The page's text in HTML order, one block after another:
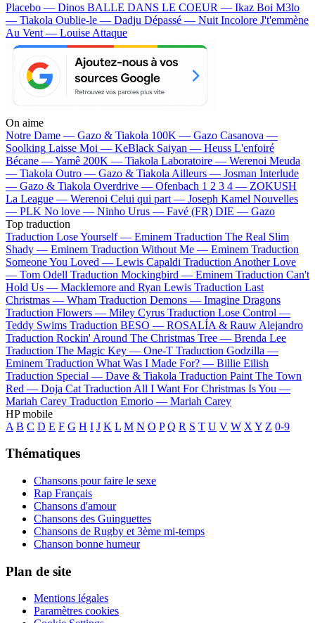
Placebo — Dinos BALLE DANS LE COEUR — Ikaz Boi M3lo
— Tiakola Oublie-le — Dadju Dépassé — Nuit Incolore J't'emmène
Au Vent — Louise Attaque
On aime
Notre Dame — Gazo & Tiakola 100K — Gazo Casanova —
Soolking Laisse Moi — KeBlack Saiyan — Heuss L'enfoiré
Bécane —Yamê 200K — Tiakola Laboratoire — Werenoi Meuda
— Tiakola Outro — Gazo & Tiakola Ailleurs — Josman Interlude
— Gazo & Tiakola Overdrive — Ofenbach 1 2 3 4 — ZOKUSH
La League — Werenoi Celui qui part — Joseph Kamel Nouvelles
— PLK No love — Ninho Urus — Favé (FR) DIE — Gazo
Top traduction
Traduction Lose Yourself — Eminem Traduction The Real Slim
Shady — Eminem Traduction Without Me — Eminem Traduction
Someone You Loved — Lewis Capaldi Traduction Another Love
— Tom Odell Traduction Mockingbird — Eminem Traduction Can't
Hold Us — Macklemore and Ryan Lewis Traduction Last
Christmas — Wham Traduction Demons — Imagine Dragons
Traduction Flowers — Miley Cyrus Traduction Lose Control —
Teddy Swims Traduction BESO — ROSALÍA & Rauw Alejandro
Traduction Rockin' Around The Christmas Tree — Brenda Lee
Traduction The Magic Key — One-T Traduction Godzilla —
Eminem Traduction What Was I Made For? — Billie Eilish
Traduction Special — Dave & Tiakola Traduction Paint The Town
Red — Doja Cat Traduction All I Want For Christmas Is You —
Mariah Carey Traduction Emorio — Mariah Carey
HP mobile
A B C D E F G H I J K L M N O P Q R S T U V W X Y Z 0-9
Thématiques
Chansons pour faire le sexe
Rap Français
Chansons d'amour
Chansons des Guinguettes
Chansons de Rugby et 3ème mi-temps
Chanson bonne humeur
Plan de site
Mentions légales
Paramètres cookies